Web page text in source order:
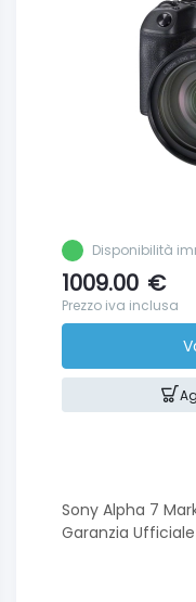
Disponibilità
1009.00 €
Prezzo iva inclusa
Sony Alpha 7
Garanzia